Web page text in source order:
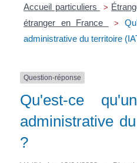
Accueil particuliers >
étranger en France
>
administrative du territoire
Question-réponse
Qu'est-ce
administrative
?